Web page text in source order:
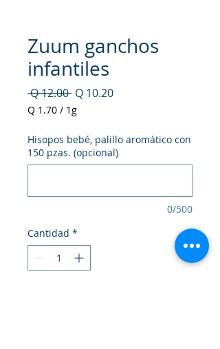
Zuum ganchos
infantiles
Q 12.00 Precio
Q 10.20Precio
Q 1.70 / 1g
por
1
Gramo
Hisopos bebé, palillo aromático con
150 pzas. (opcional)
0/500
Cantidad *